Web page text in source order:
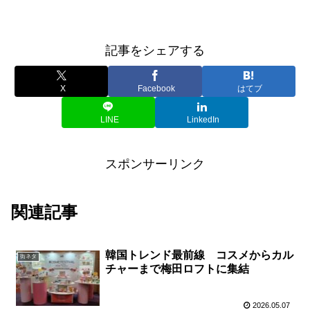
記事をシェアする
X Facebook はてブ
LINE LinkedIn
スポンサーリンク
関連記事
街ネタ
韓国トレンド最前線 コスメからカル
チャーまで梅田ロフトに集結
2026.05.07